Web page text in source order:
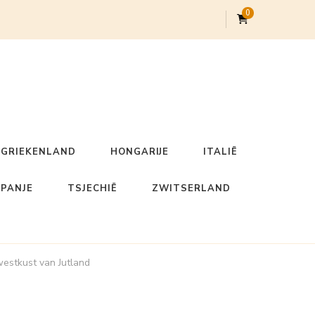
0
GRIEKENLAND HONGARIJE ITALIË
TSJECHIË ZWITSERLAND
van Jutland